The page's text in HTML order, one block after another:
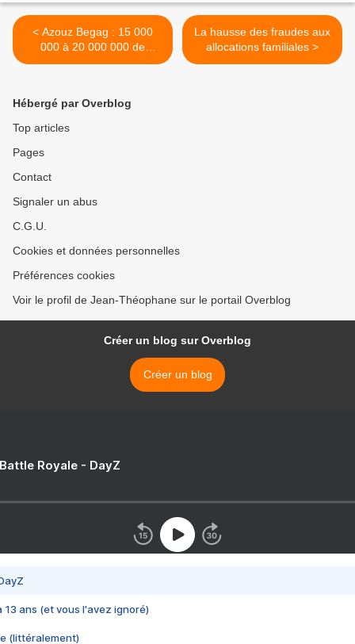
< Azouz Begag : 15 000
000 à 20 000 000 de
musulmans en France
La hausse des fraudes aux
allocations familiales >
Hébergé par Overblog
Top articles
Pages
Contact
Signaler un abus
C.G.U.
Cookies et données personnelles
Préférences cookies
Voir le profil de Jean-Théophane sur le portail Overblog
Créer un blog sur Overblog
Créer un blog
Royale - DayZ
13 ans (et vous l'avez ignoré)
(littéralement)